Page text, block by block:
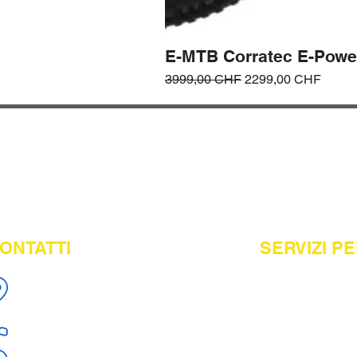
E-MTB Corratec E-
Prezzo regolare
3999,00 CHF Prezzo scontato
2299,00 CHF
SERVIZI